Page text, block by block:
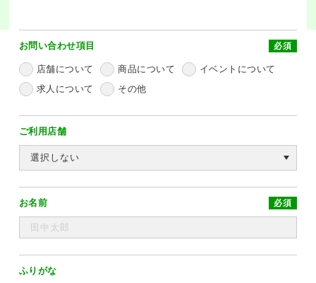
お問い合わせ項目 必須
店舗について 商品について
イベントについて
求人について
その他
ご利用店舗
お名前 必須
ふりがな